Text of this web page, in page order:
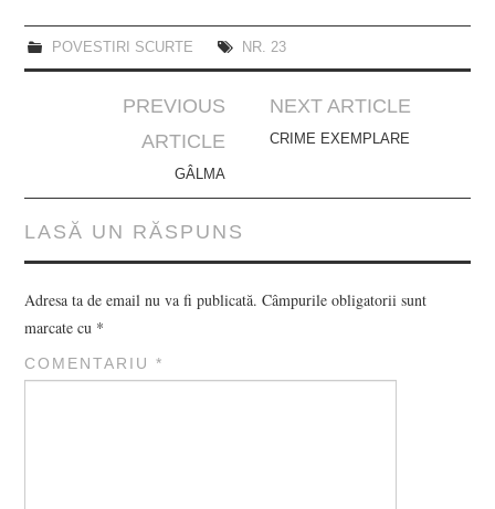
POVESTIRI SCURTE NR. 23
navigation
PREVIOUS
ARTICLE
GÂLMA
NEXT ARTICLE
CRIME EXEMPLARE
LASĂ UN RĂSPUNS
Adresa ta de email nu va fi publicată. Câmpurile obligatorii sunt
marcate cu *
COMENTARIU*